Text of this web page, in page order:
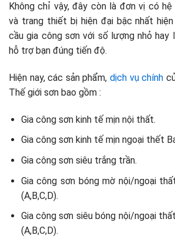
Không chỉ vậy, đây còn là đơn vị có
và trang thiết bị hiện đại bậc nhất
cầu gia công sơn với số lượng nhỏ
hỗ trợ bạn đúng tiến độ.
Hiện nay, các sản phẩm, dịch vụ chính
Thế giới sơn bao gồm :
Gia công sơn kinh tế mịn nội thất.
Gia công sơn kinh tế mịn ngoại thết
Gia công sơn siêu trắng trần.
Gia công sơn bóng mờ nội/ngoại
(A,B,C,D).
Gia công sơn siêu bóng nội/ngoại
(A,B,C,D).